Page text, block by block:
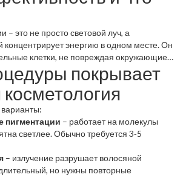
– это не просто световой луч, а
концентрирует энергию в одном месте. Он
клетки, не повреждая окружающие
можно избавиться от пигментации,
подтянуть кожу без операции.
покрывает
пигментации – работает на молекулы
светлее. Обычно требуется 3‑5
– излучение разрушает волосяной
но нужны повторные